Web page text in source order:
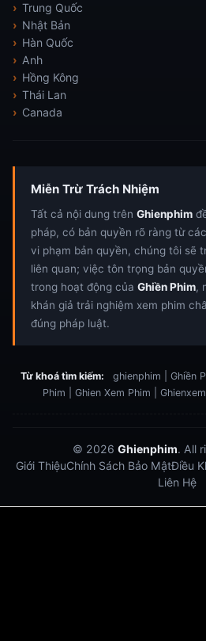
Trung Quốc
Nhật Bản
Hàn Quốc
Anh
Hồng Kông
Thái Lan
Canada
Miễn Trừ Trách Nhiệm
Tất cả nội dung trên Ghienphim
pháp, có bản quyền rõ ràng từ
vi phạm bản quyền, chúng tôi sẽ
liên quan; việc tôn trọng bản
trong hoạt động của Ghiền Phim,
khán giả trải nghiệm xem phim
đúng pháp luật.
Từ khoá tìm kiếm:
ghienphim | Ghiền
Phim | Ghien Xem Phim |
© 2026 Ghienphim. All
Giới ThiệuChính Sách Bảo MậtĐiều
Liên Hệ